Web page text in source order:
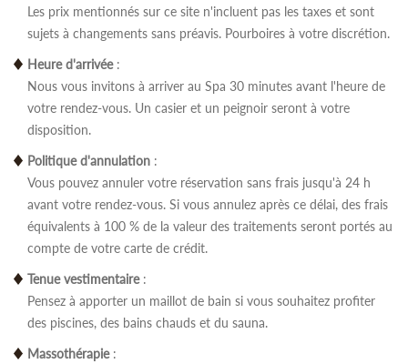
Les prix mentionnés sur ce site n'incluent pas les taxes et sont
sujets à changements sans préavis. Pourboires à votre discrétion.
Heure d'arrivée:
Nous vous invitons à arriver au Spa 30 minutes avant l'heure de
votre rendez-vous. Un casier et un peignoir seront à votre
disposition.
Politique d'annulation :
Vous pouvez annuler votre réservation sans frais jusqu'à 24 h
avant votre rendez-vous. Si vous annulez après ce délai, des frais
équivalents à 100 % de la valeur des traitements seront portés au
compte de votre carte de crédit.
Tenue vestimentaire:
Pensez à apporter un maillot de bain si vous souhaitez profiter
des piscines, des bains chauds et du sauna.
Massothérapie: